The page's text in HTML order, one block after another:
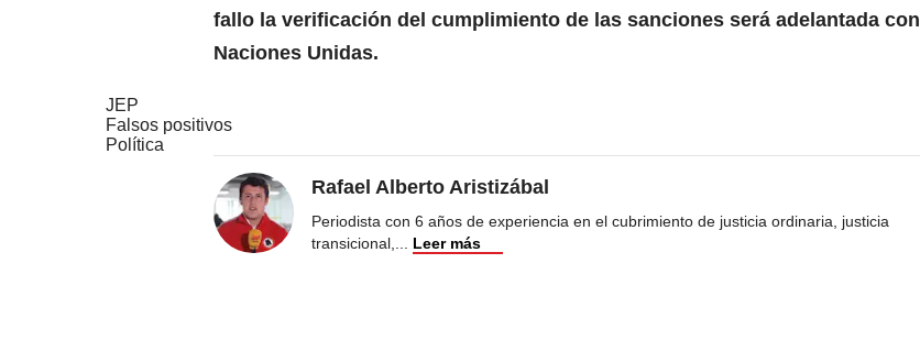
fallo la verificación del cumplimiento de las sanciones será adelantada con
Naciones Unidas.
JEP
Falsos positivos
Política
Rafael Alberto Aristizábal
Periodista con 6 años de experiencia en el cubrimiento de justicia ordinaria, justicia
transicional,... Leer más